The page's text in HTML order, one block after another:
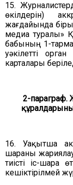
15.
өкілдерін)
жағдайында
медиа туралы»
бабының 1-
уәкілетті
карталары
2-параграф.
16. Уақытша
шараны
тиісті іс-шара
кешіктірілмей